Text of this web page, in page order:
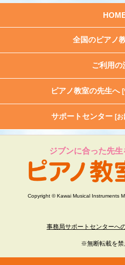
全国のピアノ
ご利用の
ピアノ教室の先生へ
サポートセンター [
ジブンに合った先生
Copyright © Kawai Musical Instruments
事務局サポートセンターへ
※無断転載を禁